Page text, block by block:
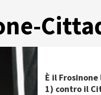
È il
1) contro il